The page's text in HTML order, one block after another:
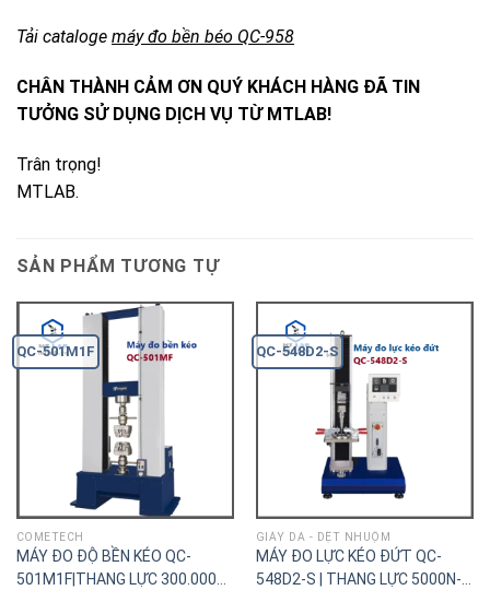
Tải cataloge máy đo bền béo QC-958
CHÂN THÀNH CẢM ƠN QUÝ KHÁCH HÀNG ĐÃ TIN
TƯỞNG SỬ DỤNG DỊCH VỤ TỪ MTLAB!
Trân trọng!
MTLAB.
SẢN PHẨM TƯƠNG TỰ
QC-501M1F
COMETECH
MÁY ĐO ĐỘ BỀN KÉO QC-
501M1F|THANG LỰC 300.000N-
QC-548D2-S
GIÀY DA - DỆT NHUỘM
MÁY ĐO LỰC KÉO ĐỨT QC-
548D2-S | THANG LỰC 5000N-